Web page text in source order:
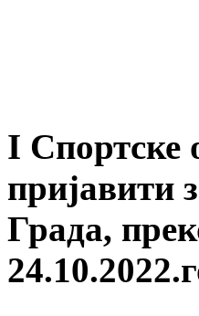
I Спортске
пријавити
Града,
24.10.202